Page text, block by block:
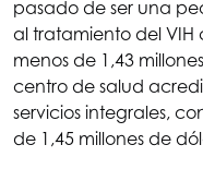
pasado de ser una
al tratamiento del
menos de 1,43
centro de salud
servicios integrales,
de 1,45 millones de